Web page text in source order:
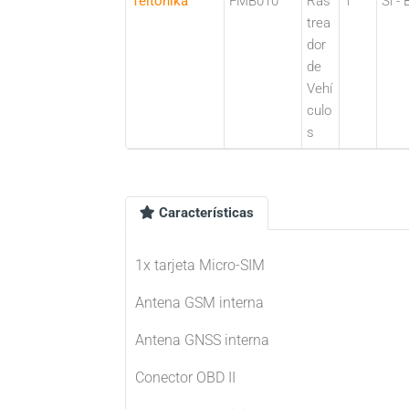
trea
dor
de
Vehí
culo
s
Características
1x tarjeta Micro-SIM
Antena GSM interna
Antena GNSS interna
Conector OBD II